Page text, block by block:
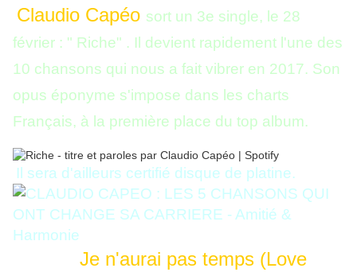
Claudio Capéo sort un 3e single, le 28
février : " Riche" . Il devient rapidement l'une des
10 chansons qui nous a fait vibrer en 2017. Son
opus éponyme s'impose dans les charts
Français, à la première place du top album.
Il sera d'ailleurs certifié disque de platine.
Je n'aurai pas temps (Love